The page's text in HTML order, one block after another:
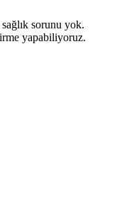
sorunu yok.
yapabiliyoruz.